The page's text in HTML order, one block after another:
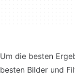
Um die besten
besten Bilder und